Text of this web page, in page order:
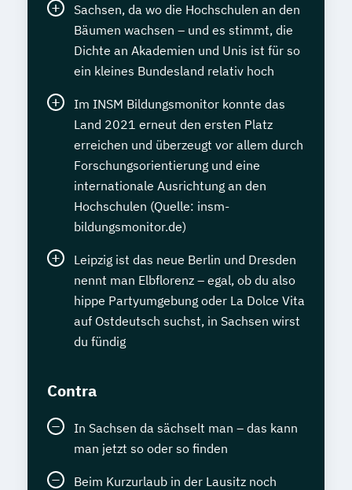
Sachsen, da wo die Hochschulen an den
Bäumen wachsen – und es stimmt, die
Dichte an Akademien und Unis ist für so
ein kleines Bundesland relativ hoch
Im INSM Bildungsmonitor konnte das
Land 2021 erneut den ersten Platz
erreichen und überzeugt vor allem durch
Forschungsorientierung und eine
internationale Ausrichtung an den
Hochschulen (Quelle: insm-
bildungsmonitor.de)
Leipzig ist das neue Berlin und Dresden
nennt man Elbflorenz – egal, ob du also
hippe Partyumgebung oder La Dolce Vita
auf Ostdeutsch suchst, in Sachsen wirst
du fündig
Contra
In Sachsen da sächselt man – das kann
man jetzt so oder so finden
Beim Kurzurlaub in der Lausitz noch